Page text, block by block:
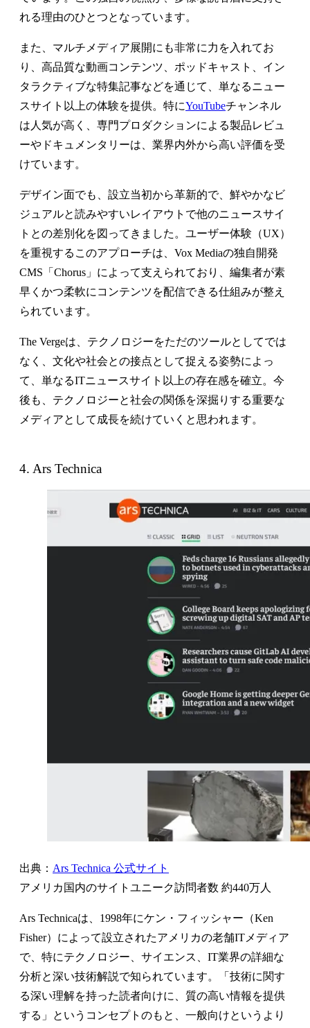
れる理由のひとつとなっています。
また、マルチメディア展開にも非常に力を入れてお
り、高品質な動画コンテンツ、ポッドキャスト、イン
タラクティブな特集記事などを通じて、単なるニュー
スサイト以上の体験を提供。特にYouTubeチャンネル
は人気が高く、専門プロダクションによる製品レビュ
ーやドキュメンタリーは、業界内外から高い評価を受
けています。
デザイン面でも、設立当初から革新的で、鮮やかなビ
ジュアルと読みやすいレイアウトで他のニュースサイ
トとの差別化を図ってきました。ユーザー体験（UX）
を重視するこのアプローチは、Vox Mediaの独自開発
CMS「Chorus」によって支えられており、編集者が素
早くかつ柔軟にコンテンツを配信できる仕組みが整え
られています。
The Vergeは、テクノロジーをただのツールとしてでは
なく、文化や社会との接点として捉える姿勢によっ
て、単なるITニュースサイト以上の存在感を確立。今
後も、テクノロジーと社会の関係を深掘りする重要な
メディアとして成長を続けていくと思われます。
4. Ars Technica
出典： Ars Technica 公式サイト
アメリカ国内のサイトユニーク訪問者数 約440万人
Ars Technicaは、1998年にケン・フィッシャー（Ken
Fisher）によって設立されたアメリカの老舗ITメディア
で、特にテクノロジー、サイエンス、IT業界の詳細な
分析と深い技術解説で知られています。「技術に関す
る深い理解を持った読者向けに、質の高い情報を提供
する」というコンセプトのもと、一般向けというより